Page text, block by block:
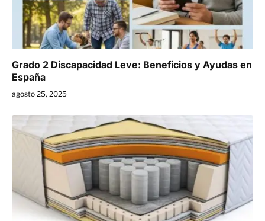
Grado 2 Discapacidad Leve: Beneficios y Ayudas en
España
agosto 25, 2025